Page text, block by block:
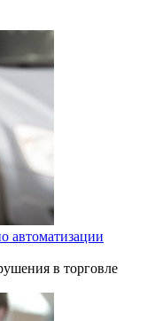
автоматизации
в торговле